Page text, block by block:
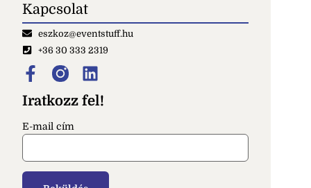
Kapcsolat
eszkoz@eventstuff.hu
+36 30 333 2319
Iratkozz fel!
E-mail cím